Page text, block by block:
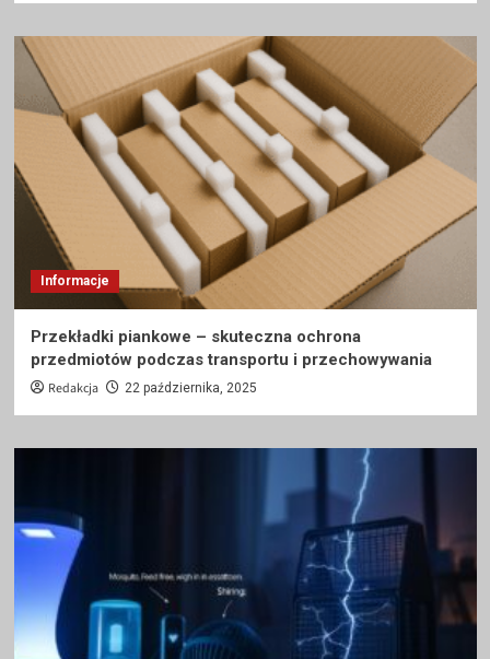
Informacje
Przekładki piankowe – skuteczna ochrona
przedmiotów podczas transportu i przechowywania
Redakcja 22 października, 2025